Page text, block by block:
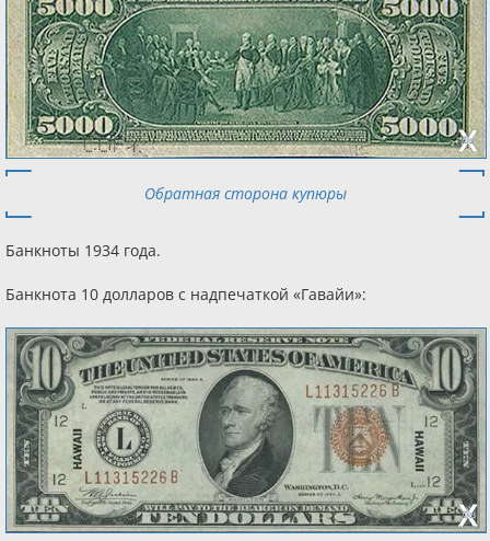
Обратная сторона купюры
Банкноты 1934 года.
Банкнота 10 долларов с надпечаткой «Гавайи»: